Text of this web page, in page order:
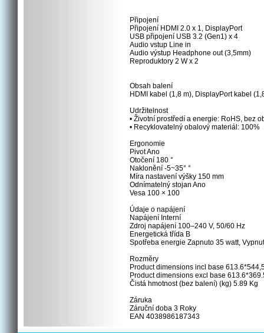
Připojení
Připojení HDMI 2.0 x 1, DisplayPort
USB připojení USB 3.2 (Gen1) x 4
Audio vstup Line in
Audio výstup Headphone out (3,5mm)
Reproduktory 2 W x 2
Obsah balení
HDMI kabel (1,8 m), DisplayPort kabel
Udržitelnost
• Životní prostředí a energie: RoHS, bez
• Recyklovatelný obalový materiál: 100%
Ergonomie
Pivot Ano
Otočení 180 °
Naklonění -5~35° °
Míra nastavení výšky 150 mm
Odnímatelný stojan Ano
Vesa 100 × 100
Údaje o napájení
Napájení Interní
Zdroj napájení 100–240 V, 50/60 Hz
Energetická třída B
Spotřeba energie Zapnuto 35 watt,
Rozměry
Product dimensions incl base
Product dimensions excl base
Čistá hmotnost (bez balení) (kg) 5.89 Kg
Záruka
Záruční doba 3 Roky
EAN 4038986187343